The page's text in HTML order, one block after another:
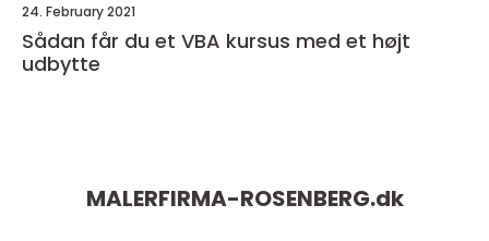
24. February 2021
Sådan får du et VBA kursus med et højt
udbytte
MALERFIRMA-ROSENBERG.dk